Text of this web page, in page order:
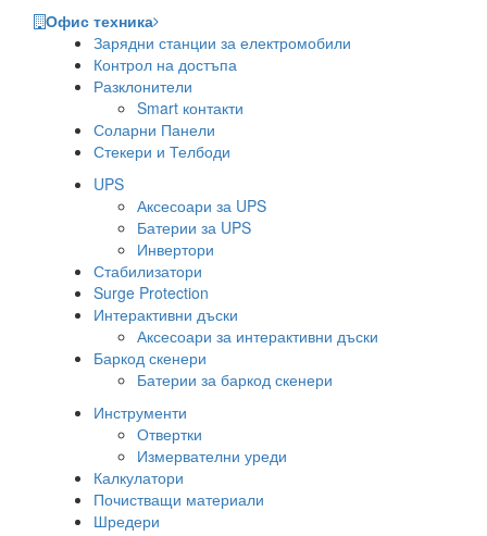
Офис техника
Зарядни станции за електромобили
Контрол на достъпа
Разклонители
Smart контакти
Соларни Панели
Стекери и Телбоди
UPS
Аксесоари за UPS
Батерии за UPS
Инвертори
Стабилизатори
Surge Protection
Интерактивни дъски
Аксесоари за интерактивни дъски
Баркод скенери
Батерии за баркод скенери
Инструменти
Отвертки
Измервателни уреди
Калкулатори
Почистващи материали
Шредери